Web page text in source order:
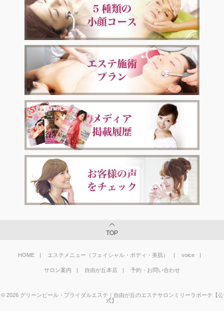
TOP
HOME エステメニュー（フェイシャル・ボディ・美肌） voice
サロン案内 自由が丘本店 予約・お問い合わせ
© 2026 グリーンピール・ブライダルエステ｜自由が丘のエステサロンミリーラボーテ【公
式】